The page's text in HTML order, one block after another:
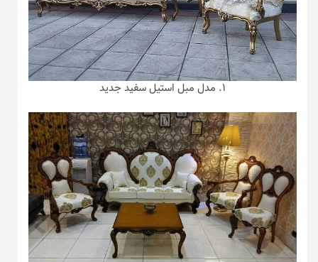
۱. مدل مبل استیل سفید جدید